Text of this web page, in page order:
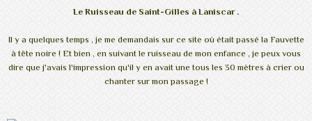
Le Ruisseau de Saint-Gilles à Laniscar .
Il y a quelques temps , je me demandais sur ce site où était passé la Fauvette
à tête noire ! Et bien , en suivant le ruisseau de mon enfance , je peux vous
dire que j'avais l'impression qu'il y en avait une tous les 30 mètres à crier ou
chanter sur mon passage !